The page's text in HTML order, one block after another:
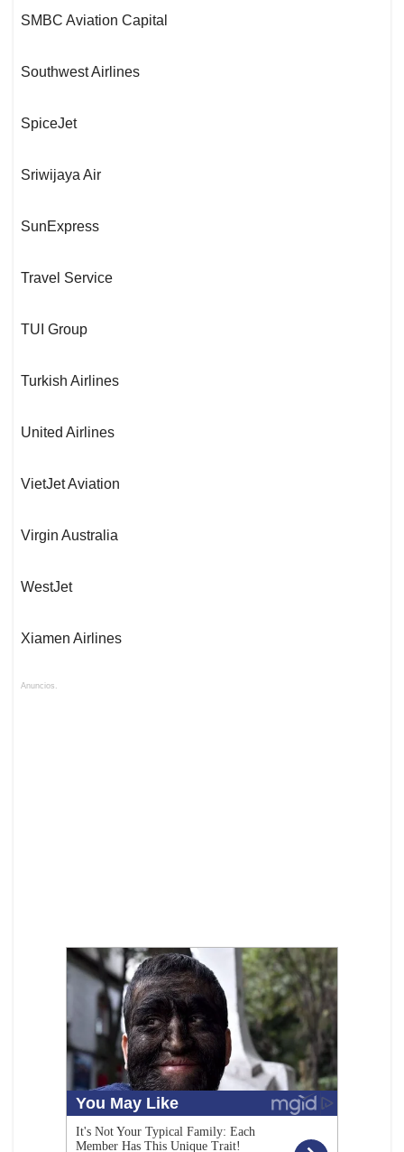
SMBC Aviation Capital
Southwest Airlines
SpiceJet
Sriwijaya Air
SunExpress
Travel Service
TUI Group
Turkish Airlines
United Airlines
VietJet Aviation
Virgin Australia
WestJet
Xiamen Airlines
Anuncios.